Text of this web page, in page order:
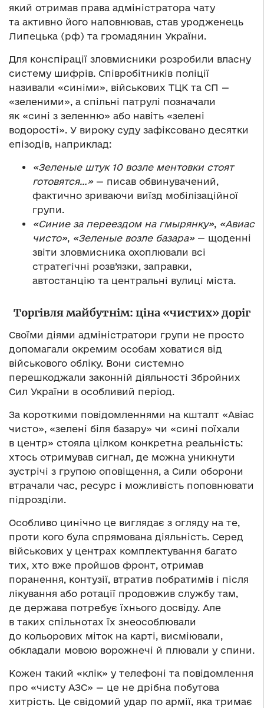
який отримав права адміністратора чату
та активно його наповнював, став уродженець
Липецька (рф) та громадянин України.
Для конспірації зловмисники розробили власну
систему шифрів. Співробітників поліції
називали «синіми», військових ТЦК та СП —
«зеленими», а спільні патрулі позначали
як «сині з зеленню» або навіть «зелені
водорості». У вироку суду зафіксовано десятки
епізодів, наприклад:
«Зеленые штук 10 возле ментовки стоят
готовятся…»— писав обвинувачений,
фактично зриваючи виїзд мобілізаційної
групи.
«Синие за переездом на гмырянку», «Авиас
чисто», «Зеленые возле базара»— щоденні
звіти зловмисника охоплювали всі
стратегічні розв’язки, заправки,
автостанцію та центральні вулиці міста.
Торгівля майбутнім: ціна «чистих» доріг
Своїми діями адміністратори групи не просто
допомагали окремим особам ховатися від
військового обліку. Вони системно
перешкоджали законній діяльності Збройних
Сил України в особливий період.
За короткими повідомленнями на кшталт «Авіас
чисто», «зелені біля базару» чи «сині поїхали
в центр» стояла цілком конкретна реальність:
хтось отримував сигнал, де можна уникнути
зустрічі з групою оповіщення, а Сили оборони
втрачали час, ресурс і можливість поповнювати
підрозділи.
Особливо цинічно це виглядає з огляду на те,
проти кого була спрямована діяльність. Серед
військових у центрах комплектування багато
тих, хто вже пройшов фронт, отримав
поранення, контузії, втратив побратимів і після
лікування або ротації продовжив службу там,
де держава потребує їхнього досвіду. Але
в таких спільнотах їх знеособлювали
до кольорових міток на карті, висміювали,
обкладали мовою ворожнечі й плювали у спини.
Кожен такий «клік» у телефоні та повідомлення
про «чисту АЗС» — це не дрібна побутова
хитрість. Це свідомий удар по армії, яка тримає